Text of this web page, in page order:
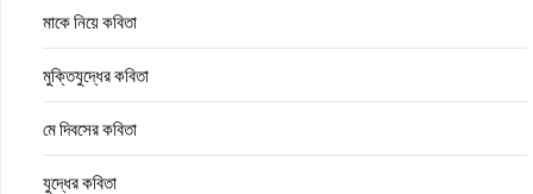
মাকে নিয়ে কবিতা
মুক্তিযুদ্ধের কবিতা
মে দিবসের কবিতা
যুদ্ধের কবিতা